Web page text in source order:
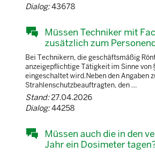
Dialog:43678
Müssen Techniker mit
zusätzlich zum
Bei Technikern, die geschäftsmäßig
anzeigepflichtige Tätigkeit im Sinne von
eingeschaltet wird.Neben den Angaben
Strahlenschutzbeauftragten, den ...
Stand:27.04.2026
Dialog:44258
Müssen auch die in den
Jahr ein Dosimeter